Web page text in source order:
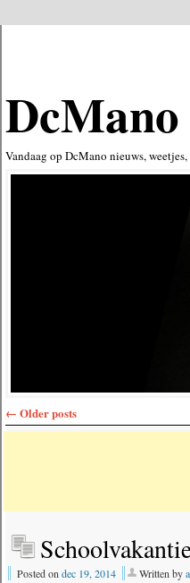
DcMano
Vandaag op DcMano nieuws,
← Older posts
Posted on dec 19, 2014 Written by